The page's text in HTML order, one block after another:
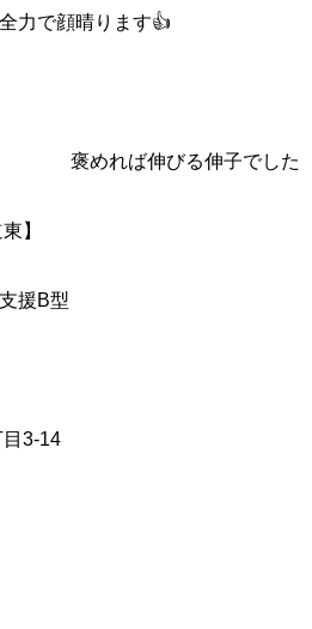
力で顔晴ります👍
褒めれば伸びる伸子でした
】
援B型
3-14